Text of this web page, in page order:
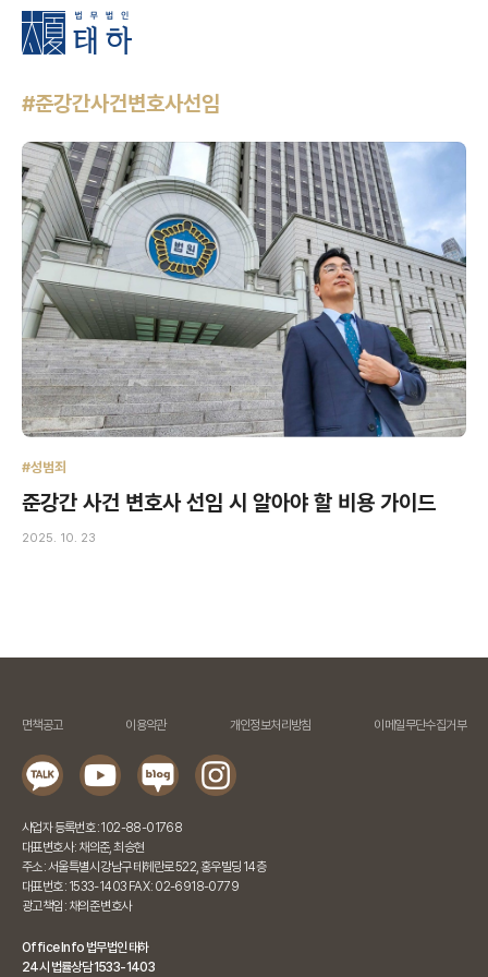
#준강간사건변호사선임
#성범죄
준강간 사건 변호사 선임 시 알아야 할 비용 가이드
2025. 10. 23
면책공고 이용약관 개인정보처리방침 이메일무단수집거부
사업자 등록번호 : 102-88-01768
대표변호사 : 채의준, 최승현
주소 : 서울특별시 강남구 테헤란로 522, 홍우빌딩 14층
대표번호 : 1533-1403 FAX : 02-6918-0779
광고책임 : 채의준 변호사
Office Info 법무법인 태하
24시 법률상담 1533-1403